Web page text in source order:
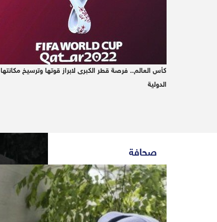
2019-10-14 | Since 2 Month
كأس العالم.. فرصة قطر الكبرى لابراز قوتها وترسيخ مكانتها
الدولية
صحافة